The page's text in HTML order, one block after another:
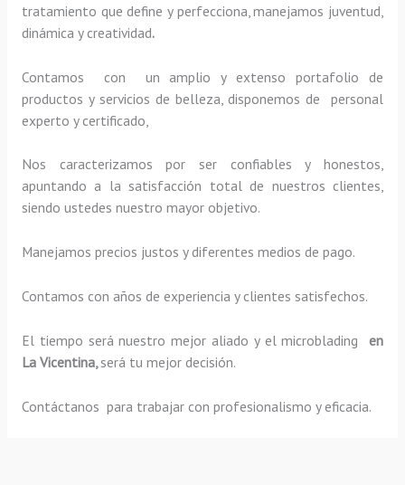
tratamiento que define y perfecciona, manejamos juventud,
dinámica y creatividad.
Contamos con un amplio y extenso portafolio de
productos y servicios de belleza, disponemos de personal
experto y certificado,
Nos caracterizamos por ser confiables y honestos,
apuntando a la satisfacción total de nuestros clientes,
siendo ustedes nuestro mayor objetivo.
Manejamos precios justos y diferentes medios de pago.
Contamos con años de experiencia y clientes satisfechos.
El tiempo será nuestro mejor aliado y elmicroblading en
La Vicentina, será tu mejor decisión.
Contáctanos para trabajar con profesionalismo y eficacia.